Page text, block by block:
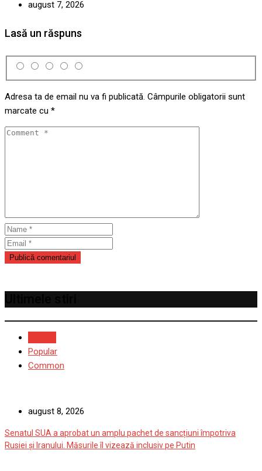
august 7, 2026
Lasă un răspuns
Adresa ta de email nu va fi publicată. Câmpurile obligatorii sunt
marcate cu *
Popular
Common
august 8, 2026
Senatul SUA a aprobat un amplu pachet de sancțiuni împotriva
Rusiei și Iranului. Măsurile îl vizează inclusiv pe Putin